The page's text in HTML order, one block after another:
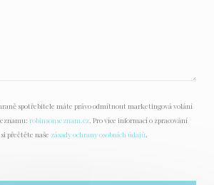
spotřebitele máte právo odmítnout marketingová volání
robinsonseznam.cz . Pro více informací o zpracování
přečtěte naše zásady ochrany osobních údajů